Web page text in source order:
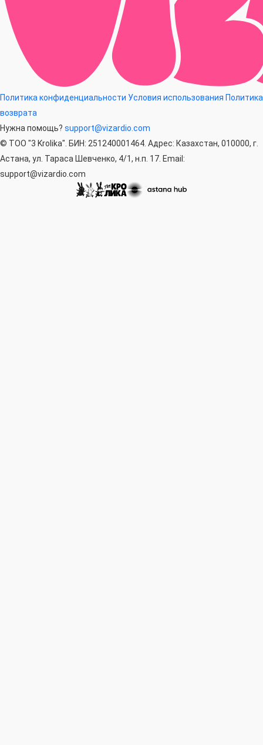
Политика конфиденциальности Условия использования Политика
возврата
Нужна помощь? support@vizardio.com
© ТОО "3 Krolika". БИН: 251240001464. Адрес: Казахстан, 010000, г.
Астана, ул. Тараса Шевченко, 4/1, н.п. 17. Email:
support@vizardio.com